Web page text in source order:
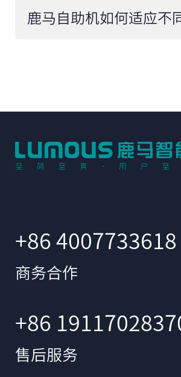
鹿马自助机如何适应不
+86 4007733618
商务合作
+86
售后服务